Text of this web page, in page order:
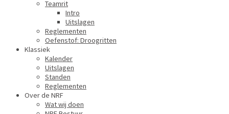
Teamrit
Intro
Uitslagen
Reglementen
Oefenstof: Droogritten
Klassiek
Kalender
Uitslagen
Standen
Reglementen
Over de NRF
Wat wij doen